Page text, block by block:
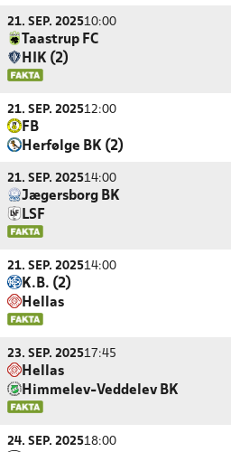
21. SEP. 202510:00
Taastrup FC
HIK (2)
21. SEP. 202512:00
FB
Herfølge BK (2)
21. SEP. 202514:00
Jægersborg BK
LSF
21. SEP. 202514:00
K.B. (2)
Hellas
23. SEP. 202517:45
Hellas
Himmelev-Veddelev BK
24. SEP. 202518:00